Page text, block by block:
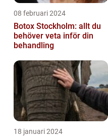
08 februari 2024
Botox Stockholm: allt du
behöver veta inför din
behandling
18 januari 2024